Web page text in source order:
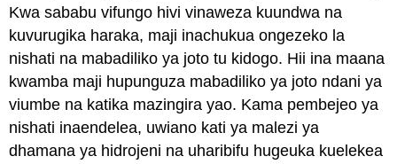
Kwa sababu vifungo hivi vinaweza kuundwa na
kuvurugika haraka, maji inachukua ongezeko la
nishati na mabadiliko ya joto tu kidogo. Hii ina maana
kwamba maji hupunguza mabadiliko ya joto ndani ya
viumbe na katika mazingira yao. Kama pembejeo ya
nishati inaendelea, uwiano kati ya malezi ya
dhamana ya hidrojeni na uharibifu hugeuka kuelekea